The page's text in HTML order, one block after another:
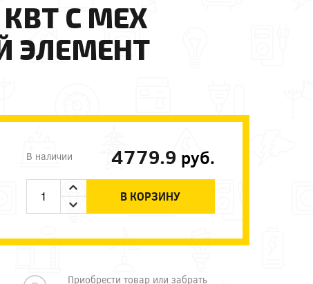
С МЕХ
ЭЛЕМЕНТ
В наличии 4779.9 руб.
В КОРЗИНУ
Приобрести товар или забрать